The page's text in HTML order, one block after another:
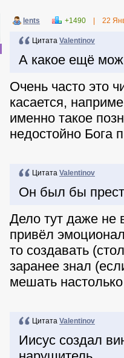
lents +1490 22
Цитата Valentinov
А какое ещё
Очень часто это
касается,
именно такое
недостойно Бога
Цитата Valentinov
Он был бы
Дело тут даже не
привёл
то создавать
заранее знал
мешать
Цитата Valentinov
Иисус создал